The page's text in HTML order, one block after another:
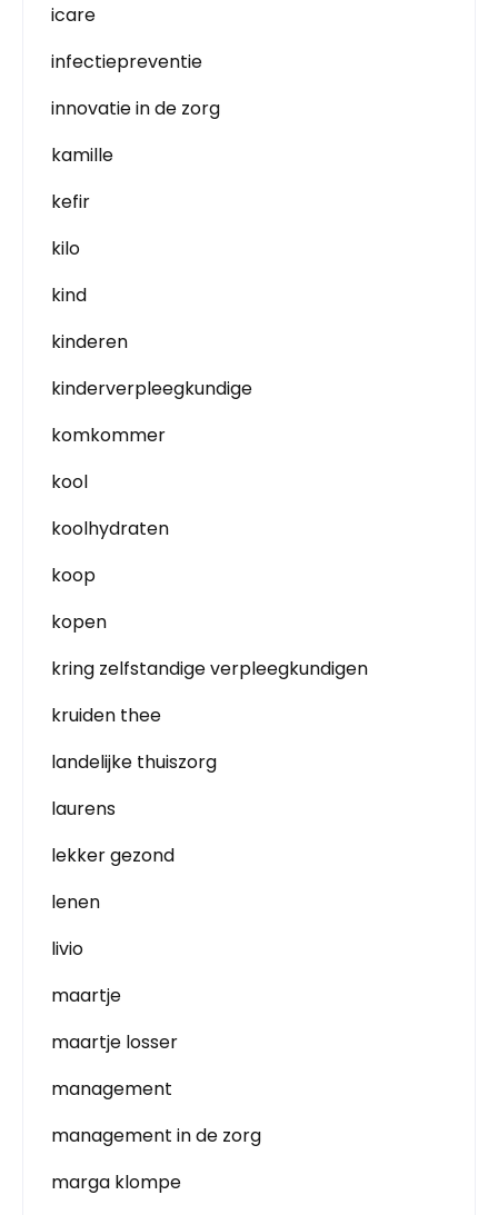
icare
infectiepreventie
innovatie in de zorg
kamille
kefir
kilo
kind
kinderen
kinderverpleegkundige
komkommer
kool
koolhydraten
koop
kopen
kring zelfstandige verpleegkundigen
kruiden thee
landelijke thuiszorg
laurens
lekker gezond
lenen
livio
maartje
maartje losser
management
management in de zorg
marga klompe